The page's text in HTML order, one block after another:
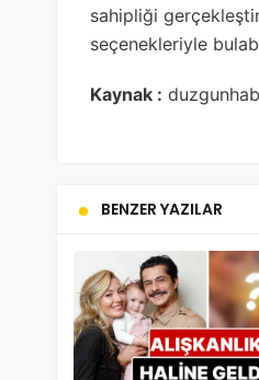
sahipliği
seçenekleriyle
Kaynak :
BENZER YAZILAR